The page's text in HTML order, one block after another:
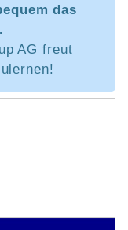
das
AG freut